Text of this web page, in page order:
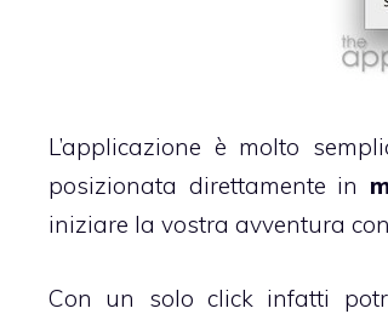
L’applicazione è molto
posizionata direttamente in
iniziare la vostra avventura
Con un solo click infatti